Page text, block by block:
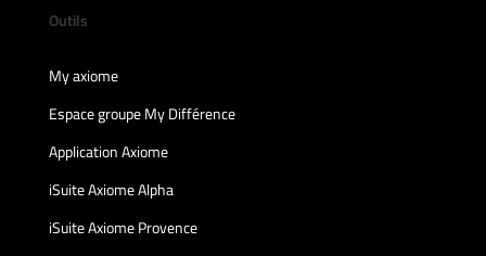
Outils
My axiome
Espace groupe My Différence
Application Axiome
iSuite Axiome Alpha
iSuite Axiome Provence